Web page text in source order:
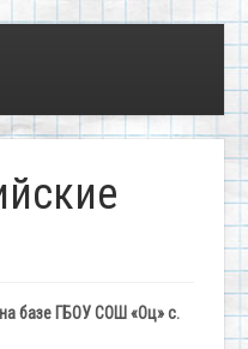
на базе ГБОУ СОШ «Оц» с.